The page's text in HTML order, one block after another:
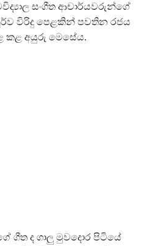
සංගීත ආචාර්යවරුන්ගේ
විරිදු පෙළකින් පවතින රජය
කළ අයුරු මෙසේය.
ගීත ද ගාලු මුවදොර පිටියේ